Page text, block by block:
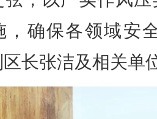
，确保各领域安
长张洁及相关单